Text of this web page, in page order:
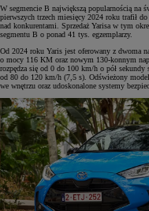
W segmencie B największą popularnością na
pierwszych trzech miesięcy 2024 roku trafił
nad konkurentami. Sprzedaż Yarisa w tym
segmentu B o ponad 41 tys. egzemplarzy.
Od 2024 roku Yaris jest oferowany z dwoma
o mocy 116 KM oraz nowym 130-konnym
rozpędza się od 0 do 100 km/h o pół
od 80 do 120 km/h (7,5 s). Odświeżony
we wnętrzu oraz udoskonalone systemy